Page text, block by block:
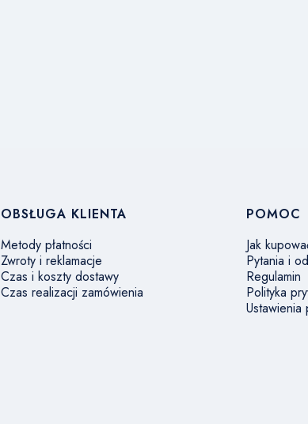
OBSŁUGA KLIENTA
Metody płatności
Zwroty i reklamacje
Czas i koszty dostawy
Czas realizacji zamówienia
POMOC
Jak
Pytania i
Regulamin
Polityka